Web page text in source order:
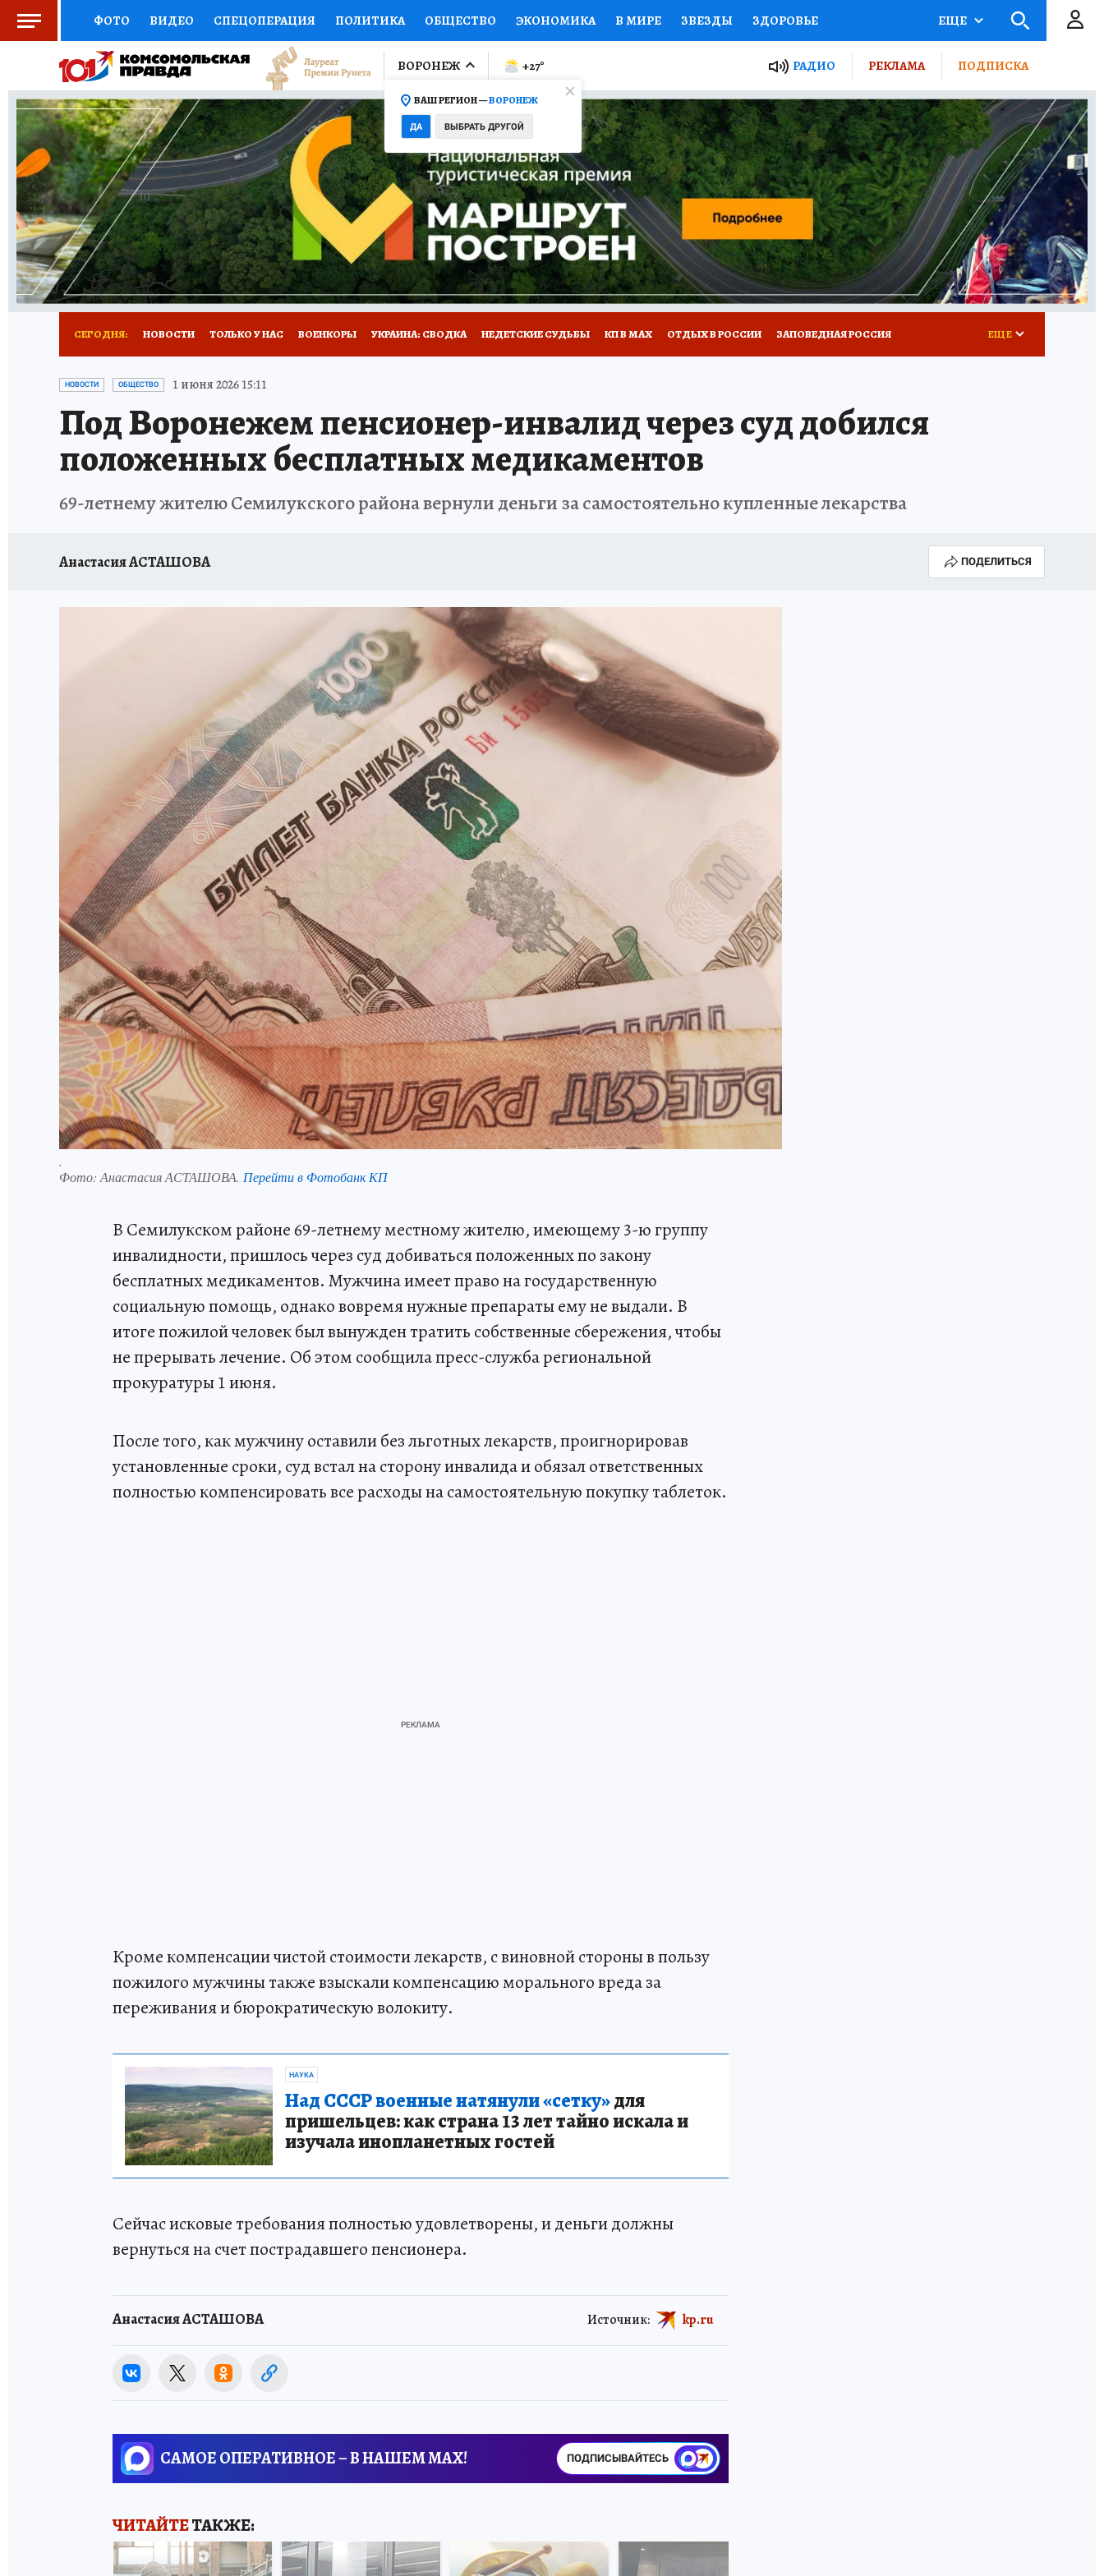
ФОТО ВИДЕО СПЕЦОПЕРАЦИЯ ПОЛИТИКА ОБЩЕСТВО ЭКОНОМИКА В МИРЕ ЗВЕЗДЫ ЗДОРОВЬЕ
СОЦПОДДЕРЖКА НАУКА СПОРТ КОЛУМНИСТЫ ПРОИСШЕСТВИЯ НАЦИОНАЛЬНЫЕ ПРОЕКТЫ РОССИИ
ВЫБОР ЭКСПЕРТОВ ДОКТОР ФИНАНСЫ ОТКРЫВАЕМ МИР Я ЗНАЮ СЕМЬЯ ЖЕНСКИЕ СЕКРЕТЫ ПУТЕВОДИТЕЛЬ
КНИЖНАЯ ПОЛКА ПРОГНОЗЫ НА СПОРТ ПРОМОКОДЫ СЕРИАЛЫ СПЕЦПРОЕКТЫ ДЕФИЦИТ ЖЕЛЕЗА ТУРИЗМ
ПРЕСС-ЦЕНТР НЕДВИЖИМОСТЬ ТЕЛЕВИЗОР КОЛЛЕКЦИИ КОНКУРСЫ РАБОТА У НАС ГИД ПОТРЕБИТЕЛЯ ВСЕ О КП
РАДИО КП РЕКЛАМА ТЕСТЫ НОВОЕ НА САЙТЕ
ЕЩЕ
ВОРОНЕЖ
ВАШ РЕГИОН —ВОРОНЕЖ
ДА ВЫБРАТЬ ДРУГОЙ
+27° РАДИО РЕКЛАМА ПОДПИСКА
СЕГОДНЯ: НОВОСТИ ТОЛЬКО У НАС ВОЕНКОРЫ УКРАИНА: СВОДКА НЕДЕТСКИЕ СУДЬБЫ КП В МАХ ОТДЫХ В РОССИИ ЗАПОВЕДНАЯ РОССИЯ
ПРОИСШЕСТВИЯ АФИША
ЕЩЕ
НОВОСТИ ОБЩЕСТВО 1 июня 2026 15:11
Под Воронежем пенсионер-инвалид через суд добился
положенных бесплатных медикаментов
69-летнему жителю Семилукского района вернули деньги за самостоятельно купленные лекарства
Анастасия АСТАШОВА ПОДЕЛИТЬСЯ
.
Фото: Анастасия АСТАШОВА. Перейти в Фотобанк КП
В Семилукском районе 69-летнему местному жителю, имеющему 3-ю группу
инвалидности, пришлось через суд добиваться положенных по закону
бесплатных медикаментов. Мужчина имеет право на государственную
социальную помощь, однако вовремя нужные препараты ему не выдали. В
итоге пожилой человек был вынужден тратить собственные сбережения, чтобы
не прерывать лечение. Об этом сообщила пресс-служба региональной
прокуратуры 1 июня.
После того, как мужчину оставили без льготных лекарств, проигнорировав
установленные сроки, суд встал на сторону инвалида и обязал ответственных
полностью компенсировать все расходы на самостоятельную покупку таблеток.
Кроме компенсации чистой стоимости лекарств, с виновной стороны в пользу
пожилого мужчины также взыскали компенсацию морального вреда за
переживания и бюрократическую волокиту.
НАУКА
Над СССР военные натянули «сетку»для
пришельцев: как страна 13 лет тайно искала и
изучала инопланетных гостей
Сейчас исковые требования полностью удовлетворены, и деньги должны
вернуться на счет пострадавшего пенсионера.
Анастасия АСТАШОВА Источник: kp.ru
САМОЕ ОПЕРАТИВНОЕ – В НАШЕМ MAX! ПОДПИСЫВАЙТЕСЬ
ЧИТАЙТЕТАКЖЕ: